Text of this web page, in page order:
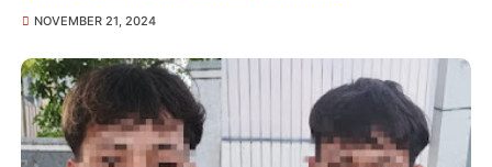
NOVEMBER 21, 2024